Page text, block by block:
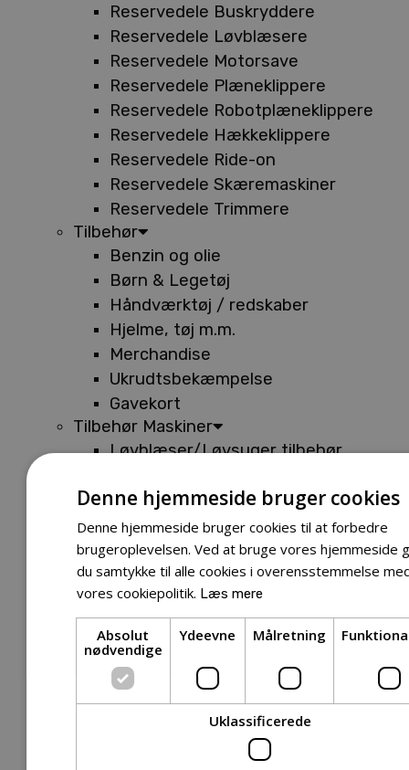
Reservedele Buskryddere
Reservedele Løvblæsere
Reservedele Motorsave
Reservedele Plæneklippere
Reservedele Robotplæneklippere
Reservedele Hækkeklippere
Reservedele Ride-on
Reservedele Skæremaskiner
Reservedele Trimmere
Tilbehør
Benzin og olie
Børn & Legetøj
Håndværktøj / redskaber
Hjelme, tøj m.m.
Merchandise
Ukrudtsbekæmpelse
Gavekort
Tilbehør Maskiner
Løvblæser/Løvsuger tilbehør
Tilbehør Buskryddere og Trimmere
Tilbehør Entreprenørudstyr
Tilbehør Havetraktor
Tilbehør Hækkeklippere
Tilbehør Motorsav
Tilbehør Kæder
Tilbehør Sværd
Tilbehør Rengøringsmaskiner
Tilbehør Robotplæneklipper
Tilbehør Walk Behind
Denne hjemmeside bruger cookies
Denne hjemmeside bruger cookies til at forbedre
brugeroplevelsen. Ved at bruge vores hjemmeside
du samtykke til alle cookies i overensstemmelse
vores cookiepolitik. Læs mere
Absolut
nødvendige
Ydeevne Målretning
Uklassificerede